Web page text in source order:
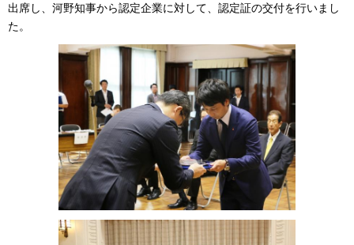
出席し、河野知事から認定企業に対して、認定証の交付を行いまし
た。